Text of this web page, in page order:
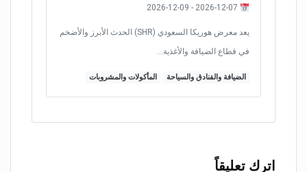
يعد معرض هوريكا السعودي (SHR) الحدث الأبرز والأضخم
في قطاع الضيافة والأغذية…
الضيافة والفنادق والسياحة المأكولات والمشروبات
اترك تعليقاً